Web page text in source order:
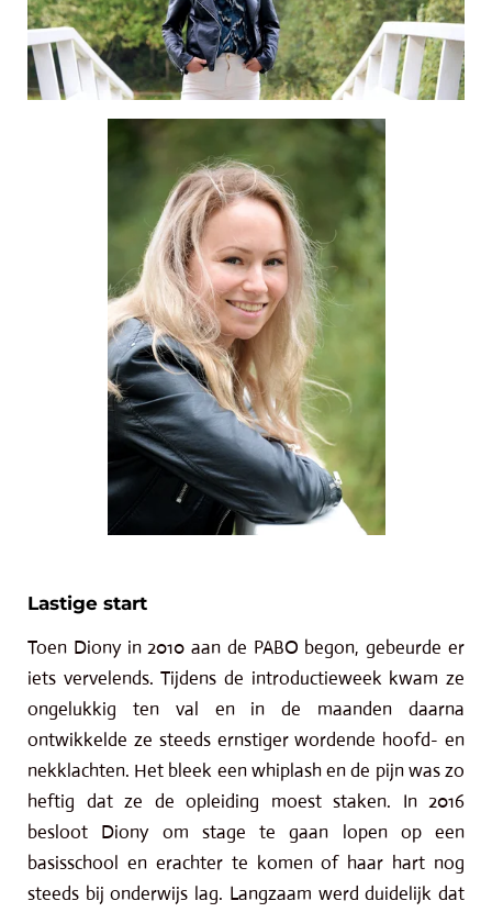
Lastige start
Toen Diony in 2010 aan de PABO begon, gebeurde er
iets vervelends. Tijdens de introductieweek kwam ze
ongelukkig ten val en in de maanden daarna
ontwikkelde ze steeds ernstiger wordende hoofd- en
nekklachten. Het bleek een whiplash en de pijn was zo
heftig dat ze de opleiding moest staken. In 2016
besloot Diony om stage te gaan lopen op een
basisschool en erachter te komen of haar hart nog
steeds bij onderwijs lag. Langzaam werd duidelijk dat